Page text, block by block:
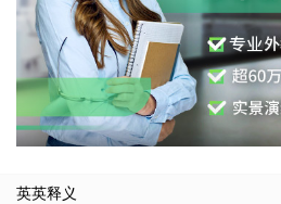
英英释义